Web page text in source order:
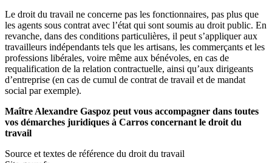
Le droit du travail ne concerne pas les fonctionnaires, pas plus que
les agents sous contrat avec l’état qui sont soumis au droit public. En
revanche, dans des conditions particulières, il peut s’appliquer aux
travailleurs indépendants tels que les artisans, les commerçants et les
professions libérales, voire même aux bénévoles, en cas de
requalification de la relation contractuelle, ainsi qu’aux dirigeants
d’entreprise (en cas de cumul de contrat de travail et de mandat
social par exemple).
Maître Alexandre Gaspoz peut vous accompagner dans toutes
vos démarches juridiques à Carros concernant le droit du
travail
Source et textes de référence du droit du travail